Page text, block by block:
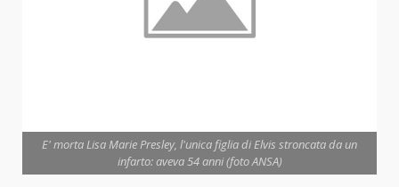
E' morta Lisa Marie Presley, l'unica figlia di Elvis stroncata da un
infarto: aveva 54 anni (foto ANSA)